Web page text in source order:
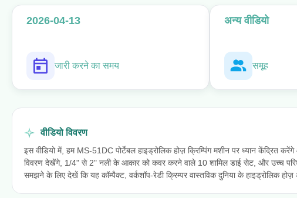
2026-04-13
जारी करने का समय
अन्य वीडियो
समूह
वीडियो विवरण
इस वीडियो में, हम MS-51DC पोर्टेबल हाइड्रोलिक होज़ क्रिम्पिंग मशीन पर ध्यान
विवरण देखेंगे, 1/4" से 2" नली के आकार को कवर करने वाले 10 शामिल डाई सेट, और उच्च
समझने के लिए देखें कि यह कॉम्पैक्ट, वर्कशॉप-रेडी क्रिम्पर वास्तविक दुनिया के हाइड्रोलिक